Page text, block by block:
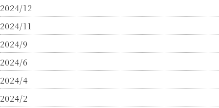
2024/12
2024/11
2024/9
2024/6
2024/4
2024/2